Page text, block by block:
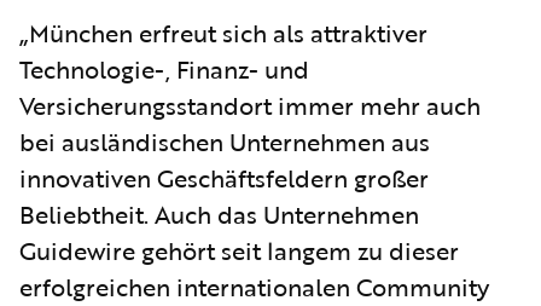
„München erfreut sich als attraktiver
Technologie-, Finanz- und
Versicherungsstandort immer mehr auch
bei ausländischen Unternehmen aus
innovativen Geschäftsfeldern großer
Beliebtheit. Auch das Unternehmen
Guidewire gehört seit langem zu dieser
erfolgreichen internationalen Community